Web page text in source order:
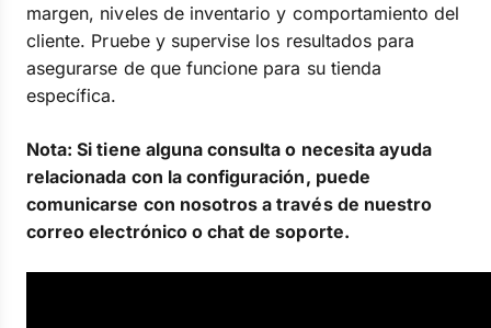
margen, niveles de inventario y comportamiento del
cliente. Pruebe y supervise los resultados para
asegurarse de que funcione para su tienda
específica.
Nota: Si tiene alguna consulta o necesita ayuda
relacionada con la configuración, puede
comunicarse con nosotros a través de nuestro
correo electrónico o chat de soporte.